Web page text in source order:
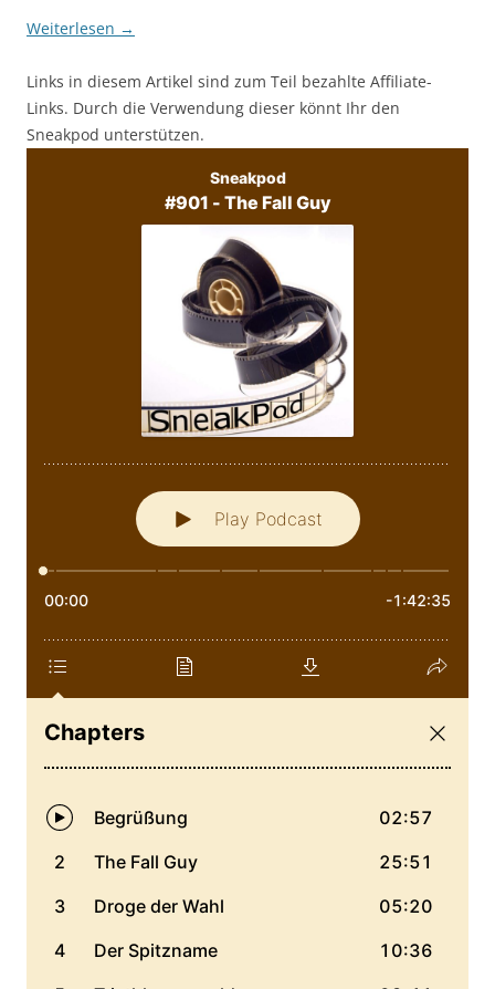
Weiterlesen →
Links in diesem Artikel sind zum Teil bezahlte Affiliate-
Links. Durch die Verwendung dieser könnt Ihr den
Sneakpod unterstützen.